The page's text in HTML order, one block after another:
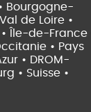
Bourgogne-
de Loire •
Île-de-France
• Pays
• DROM-
• Suisse •